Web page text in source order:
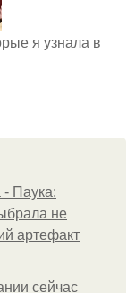
я узнала в
Паука:
не
артефакт
сейчас